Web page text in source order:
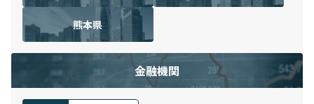
熊本県
金融機関